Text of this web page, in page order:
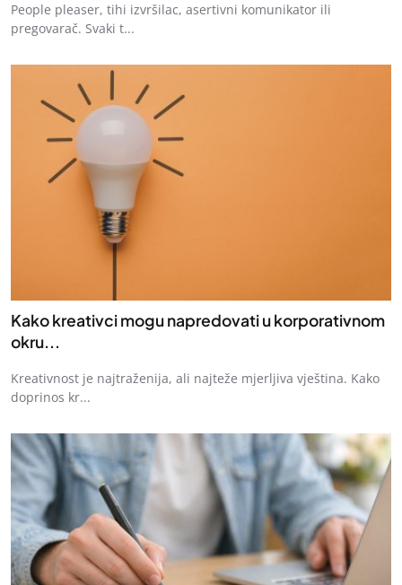
People pleaser, tihi izvršilac, asertivni komunikator ili
pregovarač. Svaki t...
Kako kreativci mogu napredovati u korporativnom
okru...
Kreativnost je najtraženija, ali najteže mjerljiva vještina. Kako
doprinos kr...